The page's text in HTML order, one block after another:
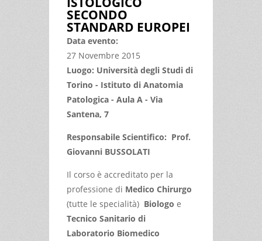
SECONDO
STANDARD EUROPEI
Data evento:
27 Novembre 2015
Luogo: Università degli Studi di
Torino - Istituto di Anatomia
Patologica - Aula A - Via
Santena, 7
Responsabile Scientifico: Prof.
Giovanni BUSSOLATI
Il corso è accreditato per la
professione di Medico Chirurgo
(tutte le specialità) Biologo e
Tecnico Sanitario di
Laboratorio Biomedico